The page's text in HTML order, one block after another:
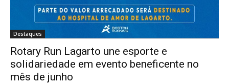
Destaques
Rotary Run Lagarto une esporte e
solidariedade em evento beneficente no
mês de junho